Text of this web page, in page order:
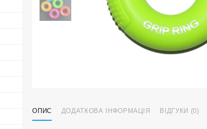
ОПИС ДОДАТКОВА ІНФОРМАЦІЯ ВІДГУКИ (0)